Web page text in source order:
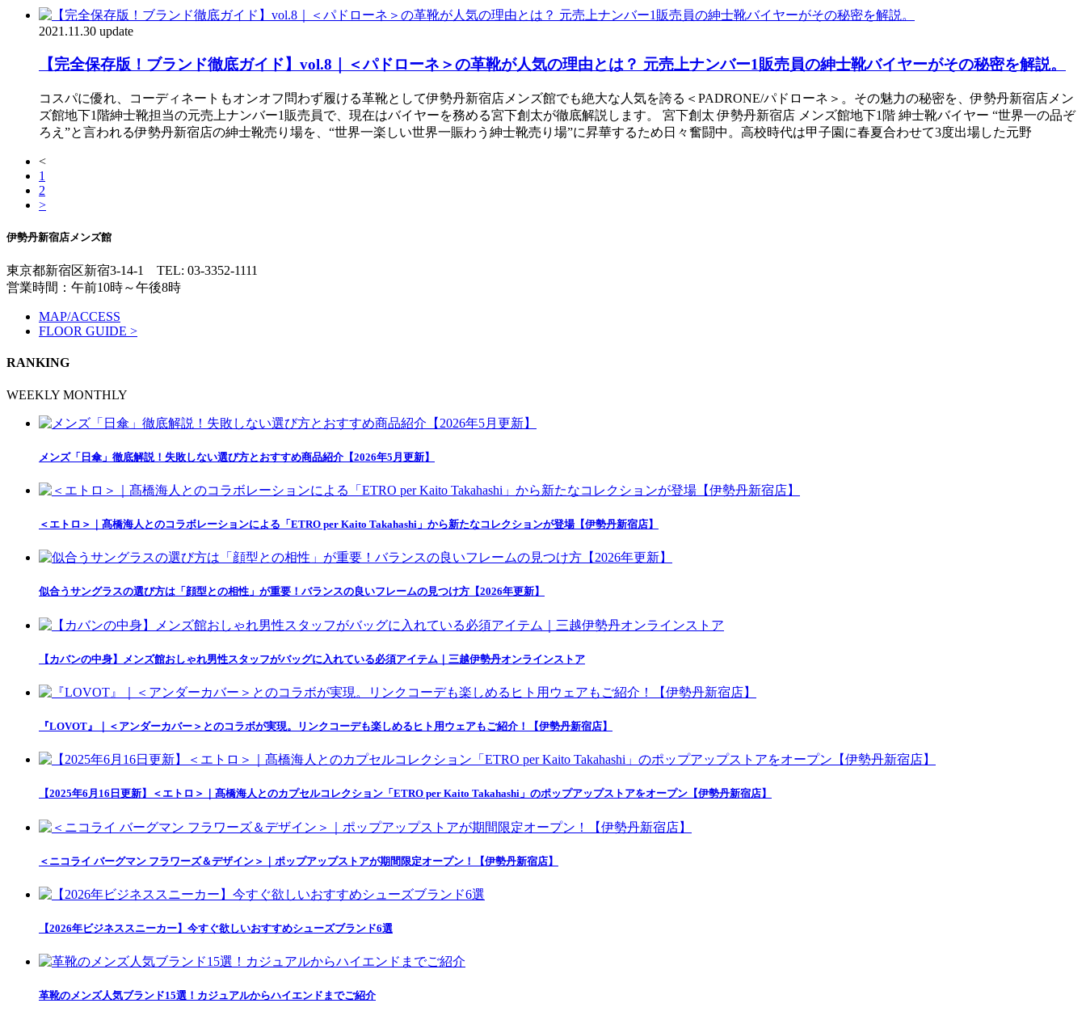
2021.11.30 update
【完全保存版！ブランド徹底ガイド】vol.8｜＜パドローネ＞の革靴が人気の理由とは？ 元売上ナンバー1販売員の紳士靴バイヤーがその秘密を解説。
コスパに優れ、コーディネートもオンオフ問わず履ける革靴として伊勢丹新宿店メンズ館でも絶大な人気を誇る＜PADRONE/パドローネ＞。その魅力の秘密を、伊勢丹新宿店メン
ズ館地下1階紳士靴担当の元売上ナンバー1販売員で、現在はバイヤーを務める宮下創太が徹底解説します。 宮下創太 伊勢丹新宿店 メンズ館地下1階 紳士靴バイヤー “世界一の品ぞ
ろえ”と言われる伊勢丹新宿店の紳士靴売り場を、“世界一楽しい世界一賑わう紳士靴売り場”に昇華するため日々奮闘中。高校時代は甲子園に春夏合わせて3度出場した元野
<
1
2
>
伊勢丹新宿店メンズ館
東京都新宿区新宿3-14-1 TEL: 03-3352-1111
営業時間：午前10時～午後8時
MAP/ACCESS
FLOOR GUIDE >
RANKING
WEEKLY MONTHLY
メンズ「日傘」徹底解説！失敗しない選び方とおすすめ商品紹介【2026年5月更新】
＜エトロ＞｜髙橋海人とのコラボレーションによる「ETRO per Kaito Takahashi」から新たなコレクションが登場【伊勢丹新宿店】
似合うサングラスの選び方は「顔型との相性」が重要！バランスの良いフレームの見つけ方【2026年更新】
【カバンの中身】メンズ館おしゃれ男性スタッフがバッグに入れている必須アイテム｜三越伊勢丹オンラインストア
『LOVOT』｜＜アンダーカバー＞とのコラボが実現。リンクコーデも楽しめるヒト用ウェアもご紹介！【伊勢丹新宿店】
【2025年6月16日更新】＜エトロ＞｜髙橋海人とのカプセルコレクション「ETRO per Kaito Takahashi」のポップアップストアをオープン【伊勢丹新宿店】
＜ニコライ バーグマン フラワーズ＆デザイン＞｜ポップアップストアが期間限定オープン！【伊勢丹新宿店】
【2026年ビジネススニーカー】今すぐ欲しいおすすめシューズブランド6選
革靴のメンズ人気ブランド15選！カジュアルからハイエンドまでご紹介